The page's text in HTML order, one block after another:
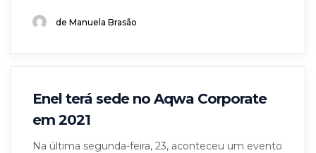
de Manuela Brasão
Enel terá sede no Aqwa Corporate
em 2021
Na última segunda-feira, 23, aconteceu um evento